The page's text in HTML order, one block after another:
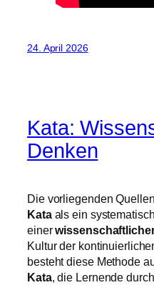
24. April 2026
Kata:
Denken
Die vorliegenden
Kataals ein
einer
Kultur der
besteht diese Methode
Kata, die Lernende